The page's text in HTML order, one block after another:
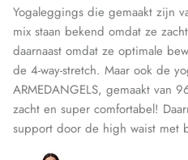
Yogaleggings die gemaakt zijn
mix staan bekend omdat ze
daarnaast omdat ze optimale
de 4-way-stretch. Maar ook de
ARMEDANGELS, gemaakt van
zacht en super comfortabel!
support door de high waist met